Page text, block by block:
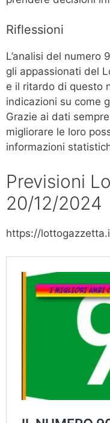
Riflessioni
L’analisi del numero
gli appassionati del
e il ritardo di questo
indicazioni su come
Grazie ai dati
migliorare le loro
informazioni
Previsioni
20/12/2024
https://